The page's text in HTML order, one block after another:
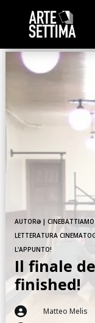
AUTORƏ| CINEBATTIAMO
LETTERATURA
L'APPUNTO!
Il finale
finished!
 Matteo Melis